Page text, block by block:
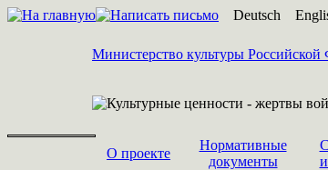
Deutsch
Министерство культуры Российской
О проекте
Нормативные
документы